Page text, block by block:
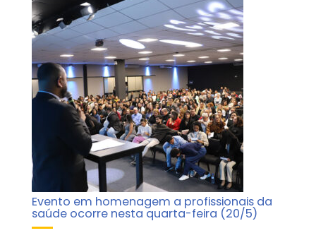
Evento em homenagem a profissionais da
saúde ocorre nesta quarta-feira (20/5)